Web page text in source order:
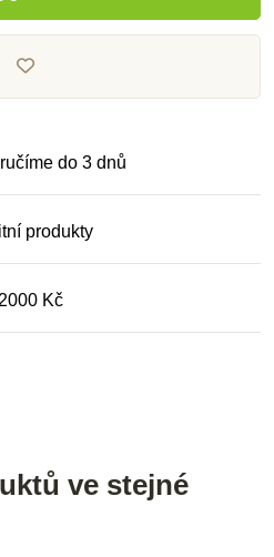
do 3 dnů
produkty
Kč
ve stejné